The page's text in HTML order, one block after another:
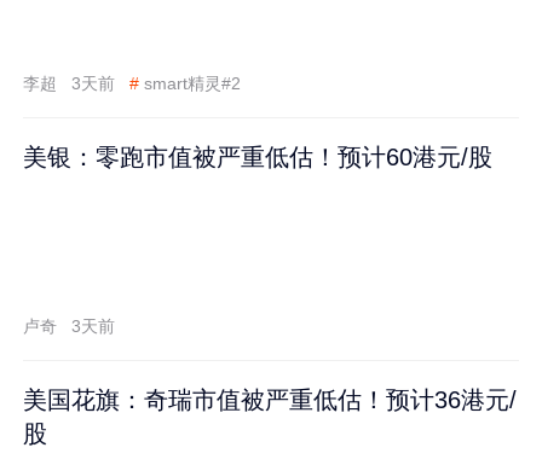
李超 3天前 # smart精灵#2
美银：零跑市值被严重低估！预计60港元/股
卢奇 3天前
美国花旗：奇瑞市值被严重低估！预计36港元/
股